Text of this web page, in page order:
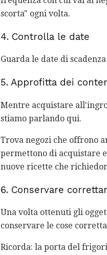
scorta" ogni volta.
4. Controlla le date
Guarda le date di
5. Approfitta dei
Mentre acquistare
stiamo parlando qui.
Trova negozi che offrono
permettono di acquistare
nuove ricette che
6. Conservare
Una volta ottenuti gli
conservare le cose
Ricorda: la porta del